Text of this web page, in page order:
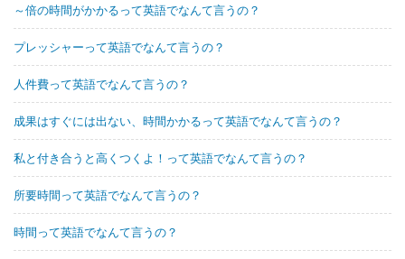
～倍の時間がかかるって英語でなんて言うの？
プレッシャーって英語でなんて言うの？
人件費って英語でなんて言うの？
成果はすぐには出ない、時間かかるって英語でなんて言うの？
私と付き合うと高くつくよ！って英語でなんて言うの？
所要時間って英語でなんて言うの？
時間って英語でなんて言うの？